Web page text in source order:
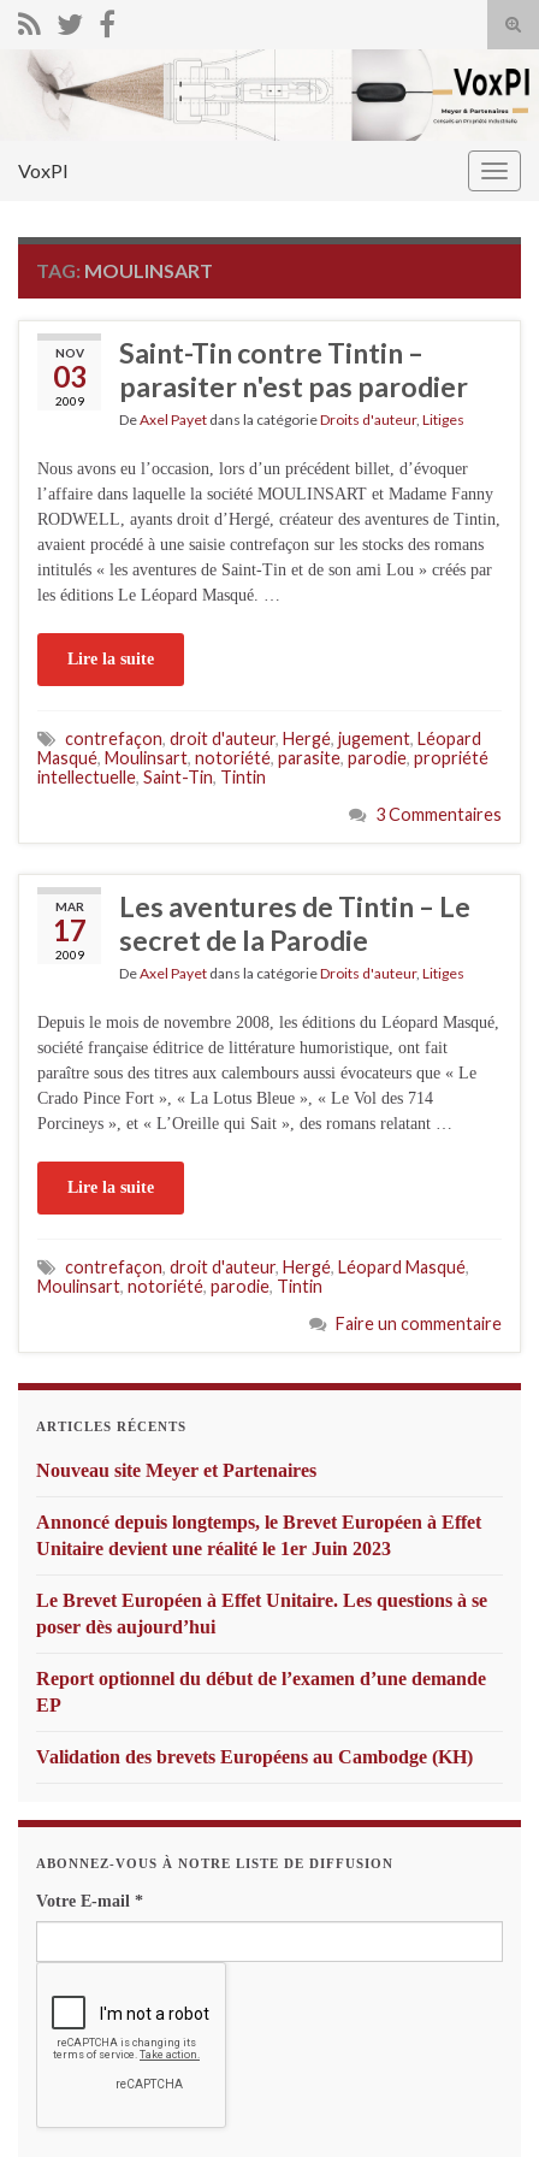
Search for:
VoxPI
TAG: MOULINSART
NOV
03
2009
Saint-Tin contre Tintin –
parasiter n'est pas parodier
DeAxel Payet dans la catégorieDroits d'auteur, Litiges
Nous avons eu l’occasion, lors d’un précédent billet, d’évoquer
l’affaire dans laquelle la société MOULINSART et Madame Fanny
RODWELL, ayants droit d’Hergé, créateur des aventures de Tintin,
avaient procédé à une saisie contrefaçon sur les stocks des romans
intitulés « les aventures de Saint-Tin et de son ami Lou » créés par
les éditions Le Léopard Masqué. …
Lire la suite
contrefaçon, droit d'auteur, Hergé, jugement, Léopard
Masqué, Moulinsart, notoriété, parasite, parodie, propriété
intellectuelle, Saint-Tin, Tintin
3 Commentaires
MAR
17
2009
Les aventures de Tintin – Le
secret de la Parodie
DeAxel Payet dans la catégorieDroits d'auteur, Litiges
Depuis le mois de novembre 2008, les éditions du Léopard Masqué,
société française éditrice de littérature humoristique, ont fait
paraître sous des titres aux calembours aussi évocateurs que « Le
Crado Pince Fort », « La Lotus Bleue », « Le Vol des 714
Porcineys », et « L’Oreille qui Sait », des romans relatant …
Lire la suite
contrefaçon, droit d'auteur, Hergé, Léopard Masqué,
Moulinsart, notoriété, parodie, Tintin
Faire un commentaire
ARTICLES RÉCENTS
Nouveau site Meyer et Partenaires
Annoncé depuis longtemps, le Brevet Européen à Effet
Unitaire devient une réalité le 1er Juin 2023
Le Brevet Européen à Effet Unitaire. Les questions à se
poser dès aujourd’hui
Report optionnel du début de l’examen d’une demande
EP
Validation des brevets Européens au Cambodge (KH)
ABONNEZ-VOUS À NOTRE LISTE DE DIFFUSION
Votre E-mail *